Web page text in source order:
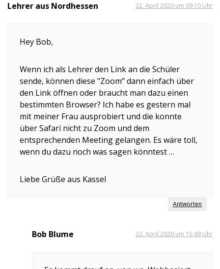
Lehrer aus Nordhessen 22. April 2020 um 09:10 Uhr
Hey Bob,
Wenn ich als Lehrer den Link an die Schüler
sende, können diese "Zoom" dann einfach über
den Link öffnen oder braucht man dazu einen
bestimmten Browser? Ich habe es gestern mal
mit meiner Frau ausprobiert und die konnte
über Safari nicht zu Zoom und dem
entsprechenden Meeting gelangen. Es wäre toll,
wenn du dazu noch was sagen könntest …
Liebe Grüße aus Kassel
Antworten
Bob Blume 22. April 2020 um 15:49 Uhr